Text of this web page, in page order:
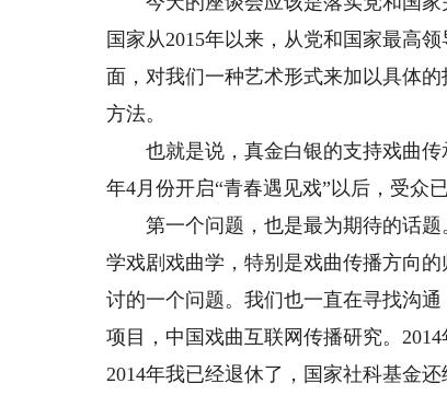
国家从2015年以来，从党和国家最高
面，对我们一种艺术形式来加以具体
方法。
也就是说，真金白银的支持戏曲传
年4月份开启“青春遇见戏”以后，受众
第一个问题，也是最为期待的话题
学戏剧戏曲学，特别是戏曲传播方向
讨的一个问题。我们也一直在寻找沟
项目，中国戏曲互联网传播研究。
2014年我已经退休了，国家社科基金